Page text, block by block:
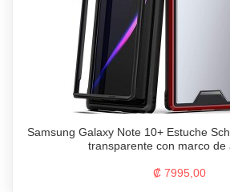
Samsung Galaxy Note 10+ Estuche
transparente con marco de
₡ 7995,00